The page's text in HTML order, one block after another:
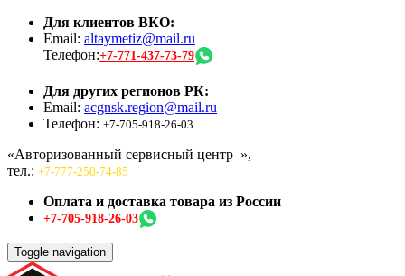
Для клиентов ВКО:
Email: altaymetiz@mail.ru
Телефон:+7-771-437-73-79
Для других регионов РК:
Email: acgnsk.region@mail.ru
Телефон: +7-705-918-26-03
«Авторизованный сервисный центр »,
тел.: +7-777-250-74-85
Оплата и доставка товара из России
+7-705-918-26-03
Toggle navigation